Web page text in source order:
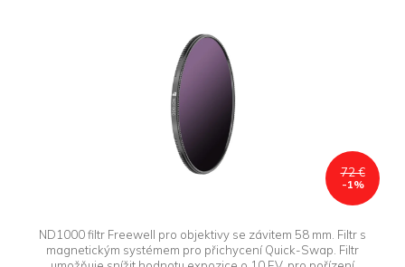
72 €
-1%
ND1000 filtr Freewell pro objektivy se závitem 58 mm. Filtr s
magnetickým systémem pro přichycení Quick-Swap. Filtr